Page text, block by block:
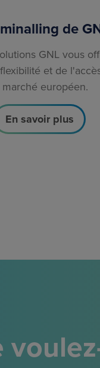
de
GNL vous
et de
marché européen.
En savoir plus